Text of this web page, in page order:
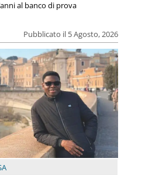
Pubblicato il 5 Agosto, 2026
al banco di prova